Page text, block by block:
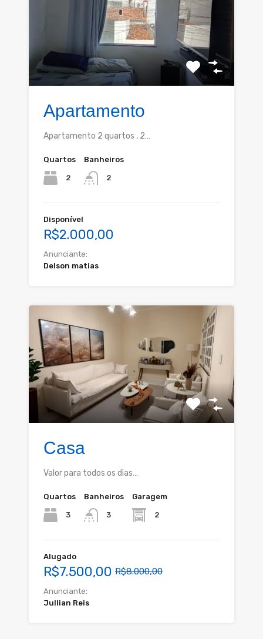
Apartamento
Apartamento 2 quartos , 2…
Quartos
2
Banheiros
2
Disponível
R$2.000,00
Anunciante:
Delson matias
Casa
Valor para todos os dias…
Quartos
3
Banheiros
3
Garagem
2
Alugado
R$7.500,00 R$8.000,00
Anunciante:
Jullian Reis